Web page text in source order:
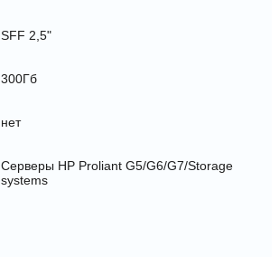
SFF 2,5"
300Гб
нет
Серверы HP Proliant G5/G6/G7/Storage
systems